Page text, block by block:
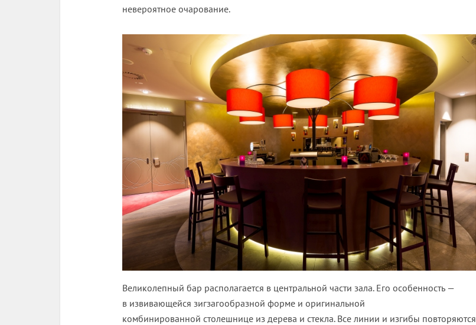
невероятное очарование.
Великолепный бар располагается в центральной части зала. Его особенность —
в извивающейся зигзагообразной форме и оригинальной
комбинированной столешнице из дерева и стекла. Все линии и изгибы повторяются